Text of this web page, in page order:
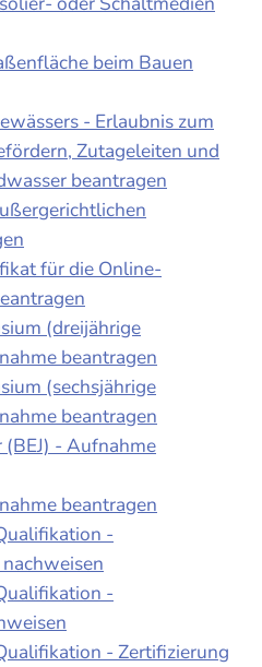
beim Bauen
- Erlaubnis zum
Zutageleiten und
beantragen
für die Online-
(dreijährige
beantragen
(sechsjährige
beantragen
- Aufnahme
beantragen
-
-
- Zertifizierung